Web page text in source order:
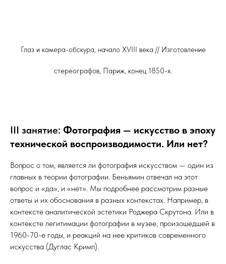
Глаз и камера-обскура, начало XVIII века // Изготовление
стереографов, Париж, конец 1850-х.
III занятие: Фотография — искусство в эпоху
технической воспроизводимости. Или нет?
Вопрос о том, является ли фотография искусством — один из
главных в теории фотографии. Беньямин отвечал на этот
вопрос и «да», и «нет». Мы подробнее рассмотрим разные
ответы и их обоснования в разных контекстах. Например, в
контексте аналитической эстетики Роджера Скрутона. Или в
контексте легитимации фотографии в музее, произошедшей в
1960-70-е годы, и реакций на нее критиков современного
искусства (Дуглас Кримп).